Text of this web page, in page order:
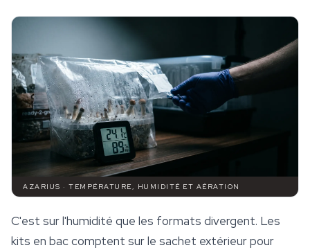
AZARIUS · TEMPÉRATURE, HUMIDITÉ ET AÉRATION
C'est sur l'humidité que les formats divergent. Les
kits en bac comptent sur le sachet extérieur pour